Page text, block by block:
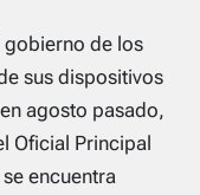
gobierno de los
sus dispositivos
agosto pasado,
Oficial Principal
encuentra